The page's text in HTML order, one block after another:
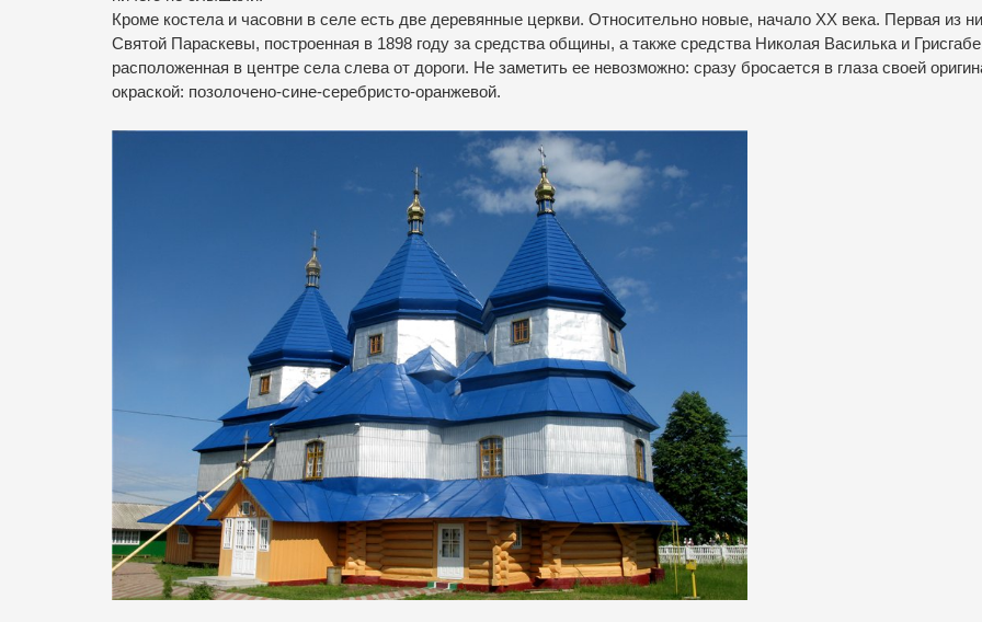
Кроме костела и часовни в селе есть две деревянные церкви. Относительно новые, начало ХХ века. Первая из
Святой Параскевы, построенная в 1898 году за средства общины, а также средства Николая Василька и
расположенная в центре села слева от дороги. Не заметить ее невозможно: сразу бросается в глаза своей
окраской: позолочено-сине-серебристо-оранжевой.